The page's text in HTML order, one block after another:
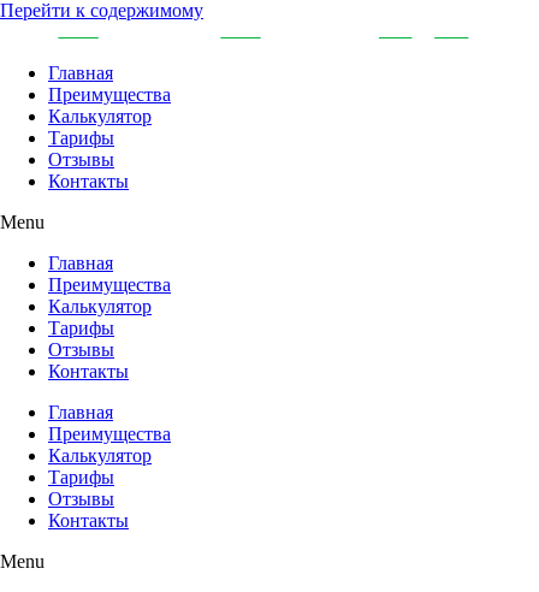
Перейти к содержимому
Главная
Преимущества
Калькулятор
Тарифы
Отзывы
Контакты
Menu
Главная
Преимущества
Калькулятор
Тарифы
Отзывы
Контакты
Главная
Преимущества
Калькулятор
Тарифы
Отзывы
Контакты
Menu